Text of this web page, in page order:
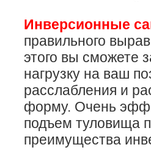
Инверсионные
правильного
этого вы сможете
нагрузку на ваш
расслабления и
форму. Очень
подъем туловища
преимущества